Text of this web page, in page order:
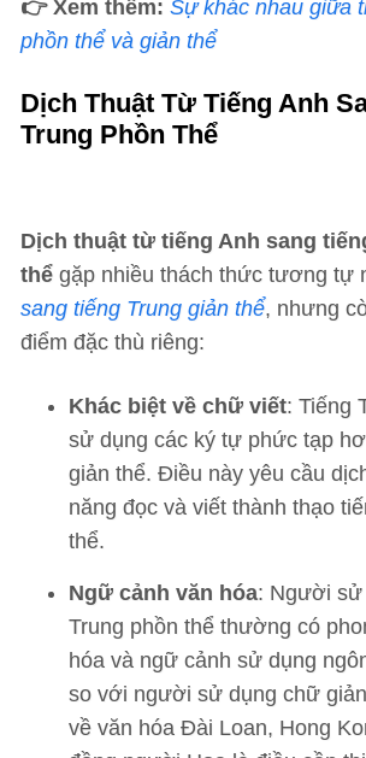
👉 Xem thêm: Sự khác nhau giữa
phồn thể và giản thể
Dịch Thuật Từ Tiếng Anh
Trung Phồn Thể
Dịch thuật từ tiếng Anh sang
thể gặp nhiều thách thức tương tự
sang tiếng Trung giản thể, nhưng
điểm đặc thù riêng:
Khác biệt về chữ viết: Tiếng
sử dụng các ký tự phức tạp
giản thể. Điều này yêu cầu
năng đọc và viết thành thạo
thể.
Ngữ cảnh văn hóa: Người sử
Trung phồn thể thường có
hóa và ngữ cảnh sử dụng
so với người sử dụng chữ
về văn hóa Đài Loan, Hong